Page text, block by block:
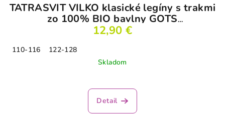
TATRASVIT VILKO klasické legíny s trakmi
zo 100% BIO bavlny GOTS
tehlovočervené
12,90 €
110-116
122-128
Skladom
Detail